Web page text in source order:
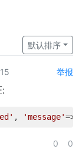
默认排序
举报
:
, 'message'=>
0 0